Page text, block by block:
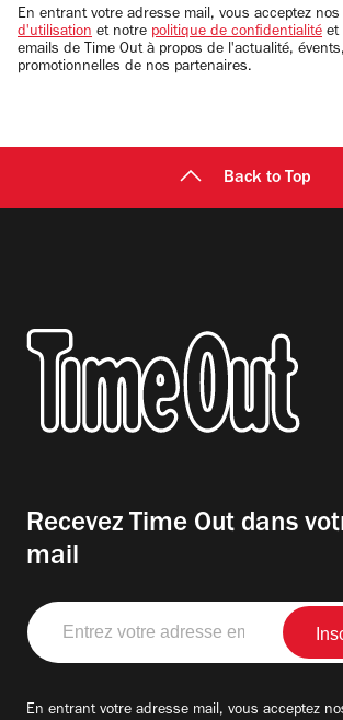
email
En entrant votre adresse mail, vous acceptez nos
d'utilisation et notre politique de confidentialité et
emails de Time Out à propos de l'actualité,
promotionnelles de nos partenaires.
Back to Top
Recevez Time Out dans
mail
Entrez
votre
adresse
En entrant votre adresse mail, vous acceptez